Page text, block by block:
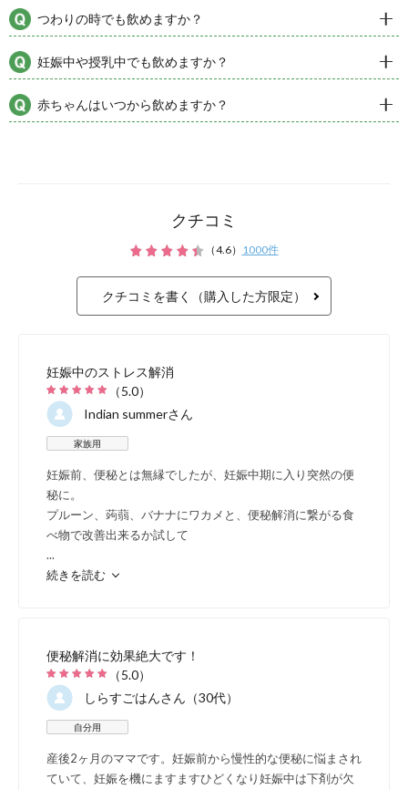
によって、過剰な活性酸素に
体の「サビ
クチコミ
（4.6） 1000件
クチコミを書く（購入した方限定）
妊娠中のストレス解消
（5.0）
Indian summerさん
家族用
妊娠前、便秘とは無縁でしたが、妊娠中期に入り突然の便
秘に。
プルーン、蒟蒻、バナナにワカメと、便秘解消に繋がる食
べ物で改善出来るか試して
...
続きを読む
便秘解消に効果絶大です！
（5.0）
しらすごはんさん（30代）
自分用
産後2ヶ月のママです。妊娠前から慢性的な便秘に悩まされ
ていて、妊娠を機にますますひどくなり妊娠中は下剤が欠